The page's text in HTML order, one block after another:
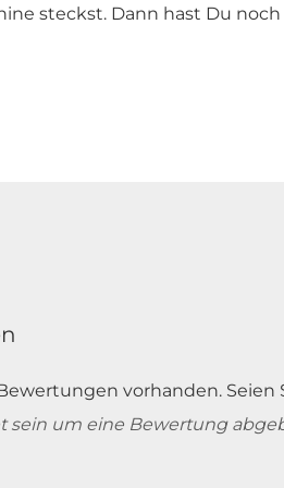
steckst. Dann hast Du
vorhanden. Seien
sein um eine Bewertung